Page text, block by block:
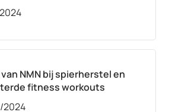
van NMN bij spierherstel en
fitness workouts